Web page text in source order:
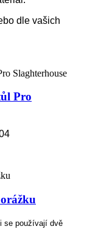
dle vašich
Pro
se používají dvě